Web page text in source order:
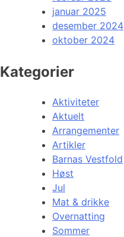
januar 2025
desember 2024
oktober 2024
Kategorier
Aktiviteter
Aktuelt
Arrangementer
Artikler
Barnas Vestfold
Høst
Jul
Mat & drikke
Overnatting
Sommer